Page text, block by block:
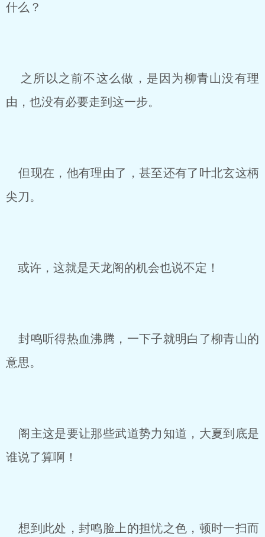
什么？
之所以之前不这么做，是因为柳青山没有理
由，也没有必要走到这一步。
但现在，他有理由了，甚至还有了叶北玄这柄
尖刀。
或许，这就是天龙阁的机会也说不定！
封鸣听得热血沸腾，一下子就明白了柳青山的
意思。
阁主这是要让那些武道势力知道，大夏到底是
谁说了算啊！
想到此处，封鸣脸上的担忧之色，顿时一扫而